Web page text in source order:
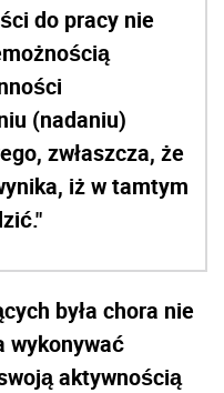
do pracy nie
(nadaniu)
zwłaszcza, że
iż w tamtym
była chora nie
wykonywać
aktywnością